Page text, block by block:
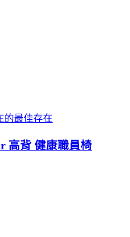
的最佳存在
高背 健康職員椅